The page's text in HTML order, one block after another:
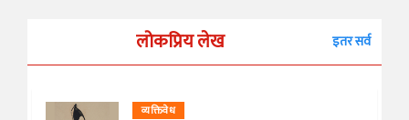
लोकप्रिय लेख इतर सर्व
व्यक्तिवेध